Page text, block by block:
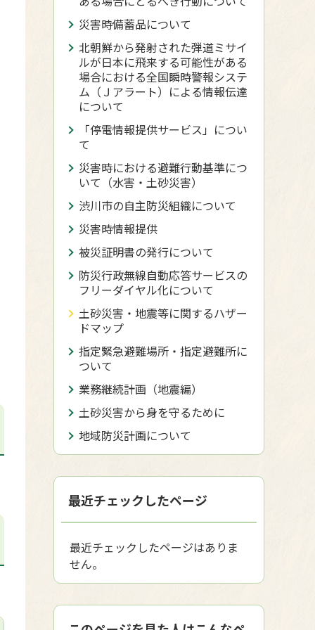
災害時備蓄品について
北朝鮮から発射された弾道ミサイ
ルが日本に飛来する可能性がある
場合における全国瞬時警報システ
ム（Ｊアラート）による情報伝達
について
「停電情報提供サービス」につい
て
災害時における避難行動基準につ
いて（水害・土砂災害）
渋川市の自主防災組織について
災害時情報提供
被災証明書の発行について
防災行政無線自動応答サービスの
フリーダイヤル化について
土砂災害・地震等に関するハザー
ドマップ
指定緊急避難場所・指定避難所に
ついて
業務継続計画（地震編）
土砂災害から身を守るために
地域防災計画について
最近チェックしたページ
最近チェックしたページはありま
せん。